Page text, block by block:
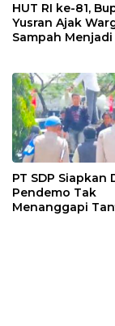
HUT RI ke-81,
Yusran Ajak
Sampah
PT SDP Siapkan
Pendemo Tak
Menanggapi